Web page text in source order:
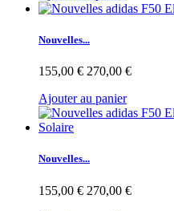
Nouvelles...
155,00 € 270,00 €
Ajouter au panier
Nouvelles...
155,00 € 270,00 €